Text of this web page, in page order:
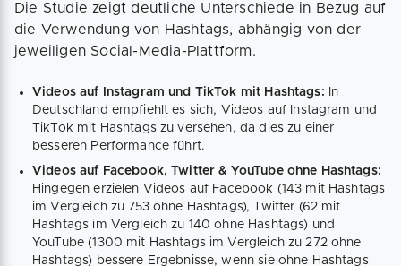
Die Studie zeigt deutliche Unterschiede in Bezug auf
die Verwendung von Hashtags, abhängig von der
jeweiligen Social-Media-Plattform.
Videos auf Instagram und TikTok mit Hashtags: In
Deutschland empfiehlt es sich, Videos auf Instagram und
TikTok mit Hashtags zu versehen, da dies zu einer
besseren Performance führt.
Videos auf Facebook, Twitter & YouTube ohne Hashtags:
Hingegen erzielen Videos auf Facebook (143 mit Hashtags
im Vergleich zu 753 ohne Hashtags), Twitter (62 mit
Hashtags im Vergleich zu 140 ohne Hashtags) und
YouTube (1300 mit Hashtags im Vergleich zu 272 ohne
Hashtags) bessere Ergebnisse, wenn sie ohne Hashtags